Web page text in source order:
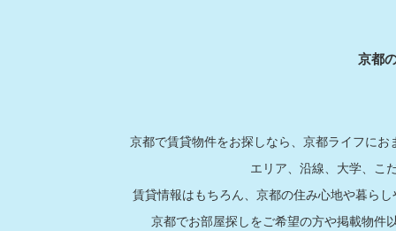
京都
京都で賃貸物件をお探しなら、京都ライフに
エリア、沿線、大学、こ
賃貸情報はもちろん、京都の住み心地や暮ら
京都でお部屋探しをご希望の方や掲載物件